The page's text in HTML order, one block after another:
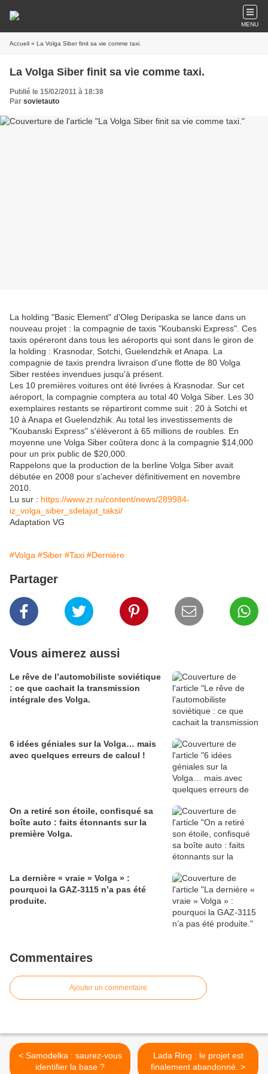
MENU
Accueil » La Volga Siber finit sa vie comme taxi.
La Volga Siber finit sa vie comme taxi.
Publié le 15/02/2011 à 18:38
Par sovietauto
La holding "Basic Element" d'Oleg Deripaska se lance dans un
nouveau projet : la compagnie de taxis "Koubanski Express". Ces
taxis opéreront dans tous les aéroports qui sont dans le giron de
la holding : Krasnodar, Sotchi, Guelendzhik et Anapa. La
compagnie de taxis prendra livraison d'une flotte de 80 Volga
Siber restées invendues jusqu'à présent.
Les 10 premières voitures ont été livrées à Krasnodar. Sur cet
aéroport, la compagnie comptera au total 40 Volga Siber. Les 30
exemplaires restants se répartiront comme suit : 20 à Sotchi et
10 à Anapa et Guelendzhik. Au total les investissements de
"Koubanski Express" s'élèveront à 65 millions de roubles. En
moyenne une Volga Siber coûtera donc à la compagnie $14,000
pour un prix public de $20,000.
Rappelons que la production de la berline Volga Siber avait
débutée en 2008 pour s'achever définitivement en novembre
2010.
Lu sur : https://www.zr.ru/content/news/289984-
iz_volga_siber_sdelajut_taksi/
Adaptation VG
#Volga #Siber #Taxi #Dernière
Partager
Vous aimerez aussi
Le rêve de l’automobiliste soviétique
: ce que cachait la transmission
intégrale des Volga.
6 idées géniales sur la Volga… mais
avec quelques erreurs de calcul !
On a retiré son étoile, confisqué sa
boîte auto : faits étonnants sur la
première Volga.
La dernière « vraie » Volga » :
pourquoi la GAZ-3115 n’a pas été
produite.
Commentaires
Ajouter un commentaire
< Samodelka : saurez-vous
identifier la base ?
Lada Ring : le projet est
finalement abandonné. >